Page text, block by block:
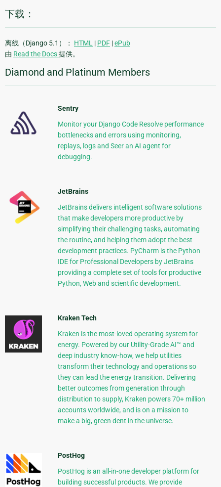
下载：
离线（Django 5.1）： HTML | PDF |ePub
由 Read the Docs提供。
Diamond and Platinum Members
Sentry
Monitor your Django Code Resolve performance
bottlenecks and errors using monitoring,
replays, logs and Seer an AI agent for
debugging.
JetBrains
JetBrains delivers intelligent software solutions
that make developers more productive by
simplifying their challenging tasks, automating
the routine, and helping them adopt the best
development practices. PyCharm is the Python
IDE for Professional Developers by JetBrains
providing a complete set of tools for productive
Python, Web and scientific development.
Kraken Tech
Kraken is the most-loved operating system for
energy. Powered by our Utility-Grade AI™ and
deep industry know-how, we help utilities
transform their technology and operations so
they can lead the energy transition. Delivering
better outcomes from generation through
distribution to supply, Kraken powers 70+ million
accounts worldwide, and is on a mission to
make a big, green dent in the universe.
PostHog
PostHog is an all-in-one developer platform for
building successful products. We provide